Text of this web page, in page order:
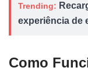
Trending:
experiência de
Como